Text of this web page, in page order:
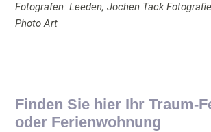
Fotografen: Leeden, Jochen Tack
Photo Art
Finden Sie hier Ihr Traum-
oder Ferienwohnung